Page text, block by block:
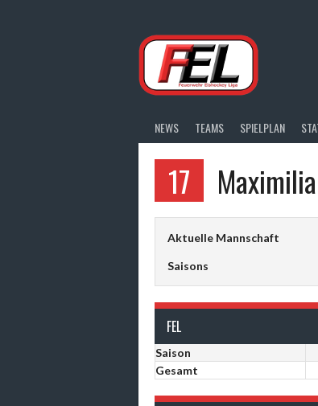
NEWS TEAMS SPIELPLAN
17
Aktuelle Mannschaft
Saisons
FEL
Saison
Gesamt